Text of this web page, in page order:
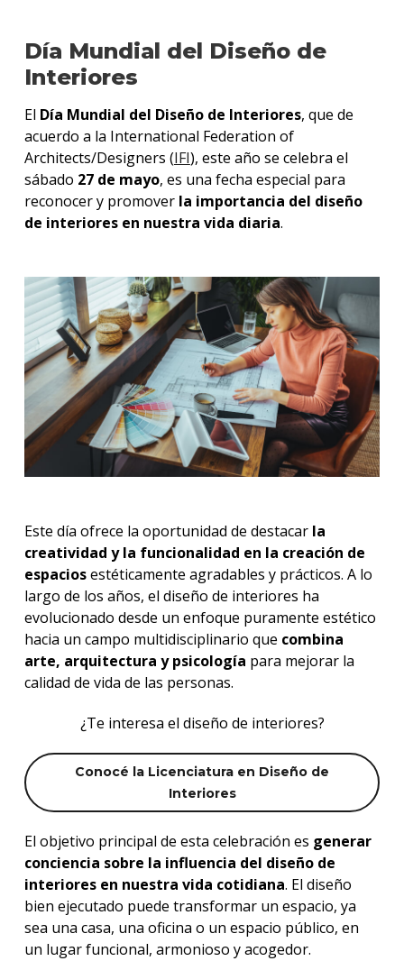
Día Mundial del Diseño de
Interiores
El Día Mundial del Diseño de Interiores, que de
acuerdo a la International Federation of
Architects/Designers (IFI), este año se celebra el
sábado 27 de mayo, es una fecha especial para
reconocer y promover la importancia del diseño
de interiores en nuestra vida diaria.
Este día ofrece la oportunidad de destacar la
creatividad y la funcionalidad en la creación de
espaciosestéticamente agradables y prácticos. A lo
largo de los años, el diseño de interiores ha
evolucionado desde un enfoque puramente estético
hacia un campo multidisciplinario que combina
arte, arquitectura y psicología para mejorar la
calidad de vida de las personas.
¿Te interesa el diseño de interiores?
Conocé la Licenciatura en Diseño de
Interiores
El objetivo principal de esta celebración es generar
conciencia sobre la influencia del diseño de
interiores en nuestra vida cotidiana. El diseño
bien ejecutado puede transformar un espacio, ya
sea una casa, una oficina o un espacio público, en
un lugar funcional, armonioso y acogedor.